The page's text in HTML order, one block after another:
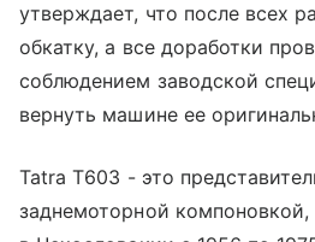
утверждает, что после всех
обкатку, а все доработки
соблюдением заводской
вернуть машине ее
Tatra T603 - это
заднемоторной